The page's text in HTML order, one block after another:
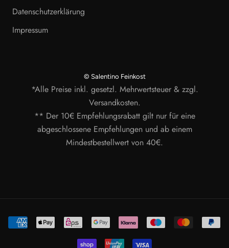
Datenschutzerklärung
Impressum
© Salentino Feinkost
*Alle Preise inkl. gesetzl. Mehrwertsteuer & zzgl.
Versandkosten.
** Der 10€ Empfehlungsrabatt gilt nur für eine
abgeschlossene Empfehlungen und ab einem
Mindestbestellwert von 40€.